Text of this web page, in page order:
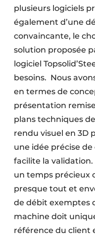
plusieurs logiciels
également d’une
convaincante, le
solution proposée
logiciel
besoins. Nous
en termes de
présentation
plans techniques
rendu visuel en 3D
une idée précise de
facilite la validation.
un temps précieux
presque tout et
de débit exemptes
machine doit
référence du client